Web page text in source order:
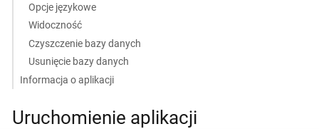
Opcje językowe
Widoczność
Czyszczenie bazy danych
Usunięcie bazy danych
Informacja o aplikacji
Uruchomienie aplikacji